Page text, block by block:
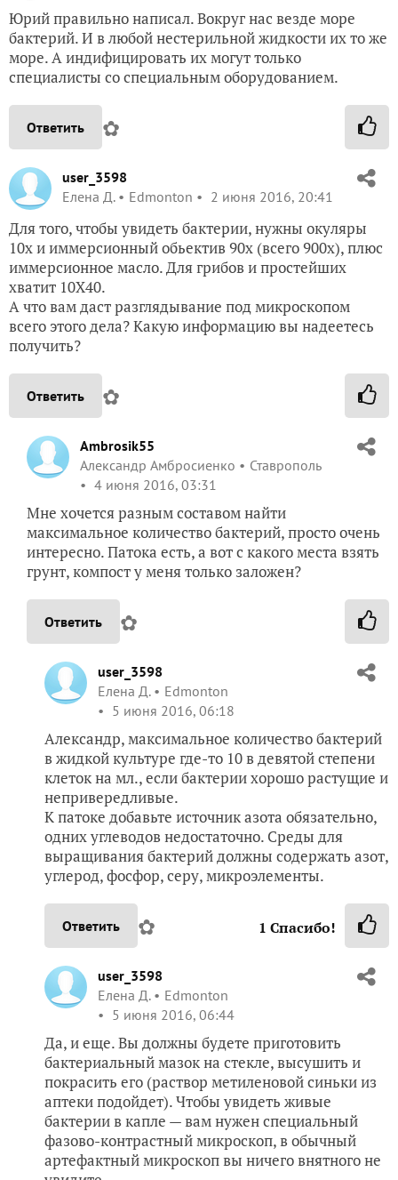
Юрий правильно написал. Вокруг нас везде море
бактерий. И в любой нестерильной жидкости их то же
море. А индифицировать их могут только
специалисты со специальным оборудованием.
Ответить ✿
user_3598
Елена Д.
Edmonton 2 июня 2016, 20:41
Для того, чтобы увидеть бактерии, нужны окуляры
10х и иммерсионный обьектив 90х (всего 900х), плюс
иммерсионное масло. Для грибов и простейших
хватит 10Х40.
А что вам даст разглядывание под микроскопом
всего этого дела? Какую информацию вы надеетесь
получить?
Ответить ✿
Ambrosik55
Александр Амбросиенко
Ставрополь
4 июня 2016, 03:31
Мне хочется разным составом найти
максимальное количество бактерий, просто очень
интересно. Патока есть, а вот с какого места взять
грунт, компост у меня только заложен?
Ответить ✿
user_3598
Елена Д.
Edmonton
5 июня 2016, 06:18
Александр, максимальное количество бактерий
в жидкой культуре где-то 10 в девятой степени
клеток на мл., если бактерии хорошо растущие и
непривередливые.
К патоке добавьте источник азота обязательно,
одних углеводов недостаточно. Среды для
выращивания бактерий должны содержать азот,
углерод, фосфор, серу, микроэлементы.
Ответить ✿ 1 Спасибо!
user_3598
Елена Д.
Edmonton
5 июня 2016, 06:44
Да, и еще. Вы должны будете приготовить
бактериальный мазок на стекле, высушить и
покрасить его (раствор метиленовой синьки из
аптеки подойдет). Чтобы увидеть живые
бактерии в капле — вам нужен специальный
фазово-контрастный микроскоп, в обычный
артефактный микроскоп вы ничего внятного не